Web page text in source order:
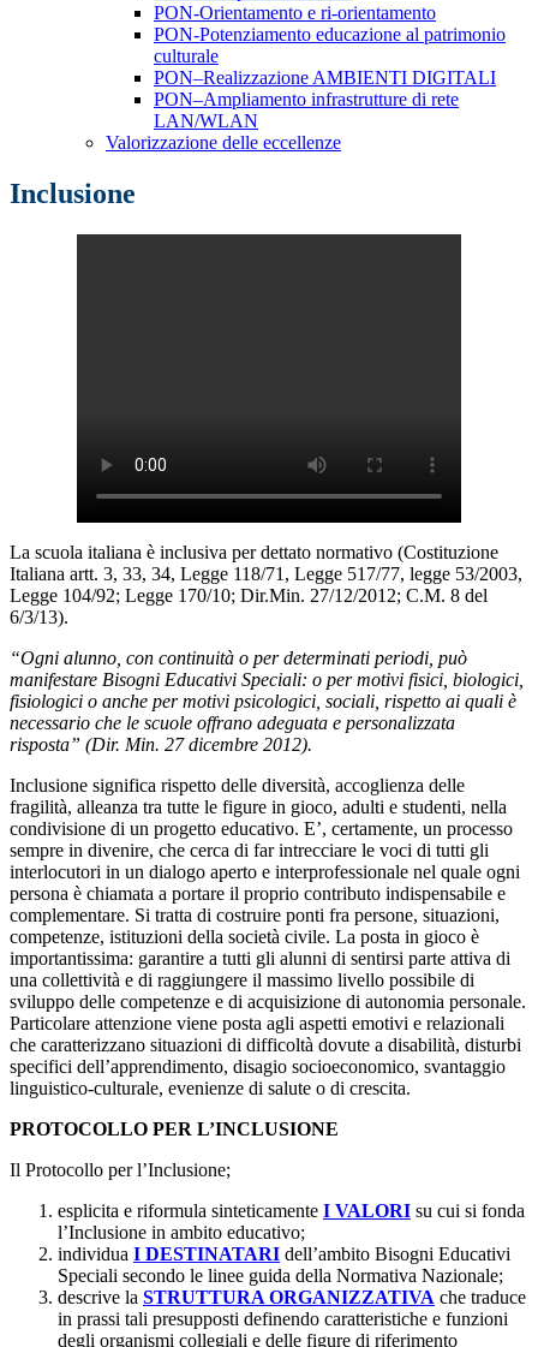
PON-Orientamento e ri-orientamento
PON-Potenziamento educazione al patrimonio
culturale
PON–Realizzazione AMBIENTI DIGITALI
PON–Ampliamento infrastrutture di rete
LAN/WLAN
Valorizzazione delle eccellenze
Inclusione
La scuola italiana è inclusiva per dettato normativo (Costituzione
Italiana artt. 3, 33, 34, Legge 118/71, Legge 517/77, legge 53/2003,
Legge 104/92; Legge 170/10; Dir.Min. 27/12/2012; C.M. 8 del
6/3/13).
“Ogni alunno, con continuità o per determinati periodi, può
manifestare Bisogni Educativi Speciali: o per motivi fisici, biologici,
fisiologici o anche per motivi psicologici, sociali, rispetto ai quali è
necessario che le scuole offrano adeguata e personalizzata
risposta” (Dir. Min. 27 dicembre 2012).
Inclusione significa rispetto delle diversità, accoglienza delle
fragilità, alleanza tra tutte le figure in gioco, adulti e studenti, nella
condivisione di un progetto educativo. E’, certamente, un processo
sempre in divenire, che cerca di far intrecciare le voci di tutti gli
interlocutori in un dialogo aperto e interprofessionale nel quale ogni
persona è chiamata a portare il proprio contributo indispensabile e
complementare. Si tratta di costruire ponti fra persone, situazioni,
competenze, istituzioni della società civile. La posta in gioco è
importantissima: garantire a tutti gli alunni di sentirsi parte attiva di
una collettività e di raggiungere il massimo livello possibile di
sviluppo delle competenze e di acquisizione di autonomia personale.
Particolare attenzione viene posta agli aspetti emotivi e relazionali
che caratterizzano situazioni di difficoltà dovute a disabilità, disturbi
specifici dell’apprendimento, disagio socioeconomico, svantaggio
linguistico-culturale, evenienze di salute o di crescita.
PROTOCOLLO PER L’INCLUSIONE
Il Protocollo per l’Inclusione;
esplicita e riformula sinteticamente I VALORI su cui si fonda
l’Inclusione in ambito educativo;
individua I DESTINATARI dell’ambito Bisogni Educativi
Speciali secondo le linee guida della Normativa Nazionale;
descrive la STRUTTURA ORGANIZZATIVA che traduce
in prassi tali presupposti definendo caratteristiche e funzioni
degli organismi collegiali e delle figure di riferimento